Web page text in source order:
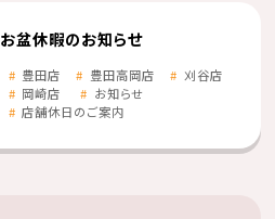
お盆休暇のお知らせ
豊田店 豊田高岡店
刈谷店
岡崎店
お知らせ
店舗休日のご案内